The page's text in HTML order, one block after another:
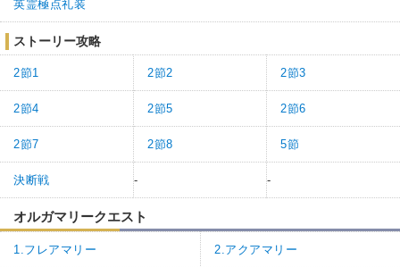
英霊極点礼装
ストーリー攻略
2節1 2節2 2節3
2節4 2節5 2節6
2節7 2節8 5節
決断戦 - -
オルガマリークエスト
1.フレアマリー 2.アクアマリー